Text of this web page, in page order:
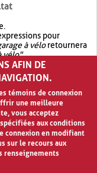
pour
à véloretournera
vélo".
OR.garage OR vélo
garage à vélo
AFIN DE
témoins de connexion
une meilleure
vous acceptez
aux conditions
connexion en modifiant
sur le recours aux
renseignements